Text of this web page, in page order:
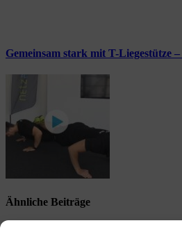
Gemeinsam stark mit T-Liegestütze
Ähnliche Beiträge